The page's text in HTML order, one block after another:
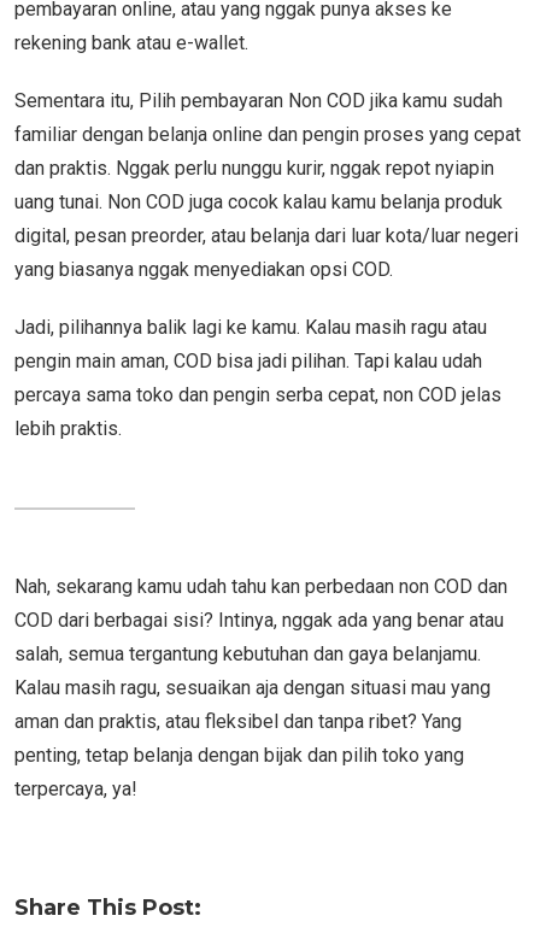
pembayaran online, atau yang nggak punya akses ke
rekening bank atau e-wallet.
Sementara itu, Pilih pembayaran Non COD jika kamu sudah
familiar dengan belanja online dan pengin proses yang cepat
dan praktis. Nggak perlu nunggu kurir, nggak repot nyiapin
uang tunai. Non COD juga cocok kalau kamu belanja produk
digital, pesan preorder, atau belanja dari luar kota/luar negeri
yang biasanya nggak menyediakan opsi COD.
Jadi, pilihannya balik lagi ke kamu. Kalau masih ragu atau
pengin main aman, COD bisa jadi pilihan. Tapi kalau udah
percaya sama toko dan pengin serba cepat, non COD jelas
lebih praktis.
Nah, sekarang kamu udah tahu kan perbedaan non COD dan
COD dari berbagai sisi? Intinya, nggak ada yang benar atau
salah, semua tergantung kebutuhan dan gaya belanjamu.
Kalau masih ragu, sesuaikan aja dengan situasi mau yang
aman dan praktis, atau fleksibel dan tanpa ribet? Yang
penting, tetap belanja dengan bijak dan pilih toko yang
terpercaya, ya!
Share This Post: